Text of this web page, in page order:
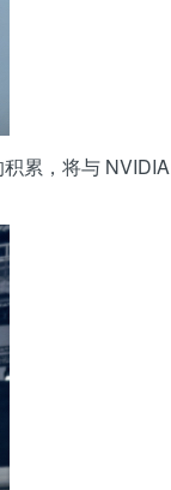
累，将与 NVIDIA